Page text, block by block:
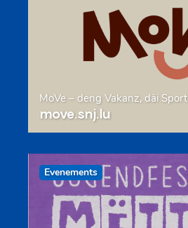
MoVe – deng Vakanz, däi Sport
move.snj.lu
Evenements